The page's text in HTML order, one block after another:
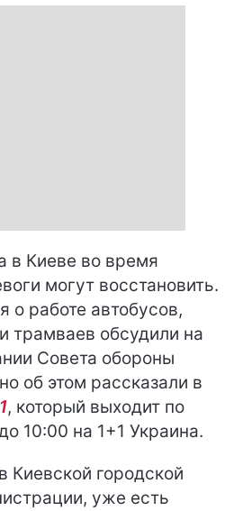
в Киеве во время
могут восстановить.
о работе автобусов,
трамваев обсудили на
Совета обороны
об этом рассказали в
, который выходит по
10:00 на 1+1 Украина.
Киевской городской
уже есть